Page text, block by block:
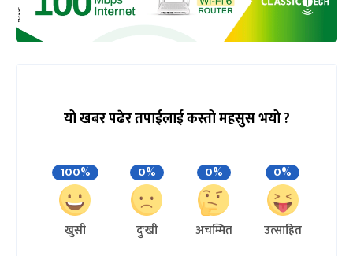
यो खबर पढेर तपाईलाई कस्तो महसुस भयो ?
100%
खुसी
0%
दुःखी
0%
अचम्मित
0%
उत्साहित